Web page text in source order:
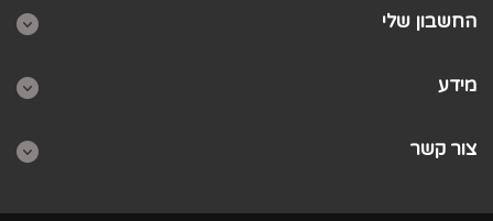
החשבון שלי
מידע
צור קשר